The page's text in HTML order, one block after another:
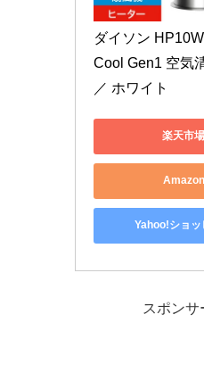
ダイソン
Cool Gen1 空気
／ ホワイト
楽天市
Yahoo!ショッ
スポンサ